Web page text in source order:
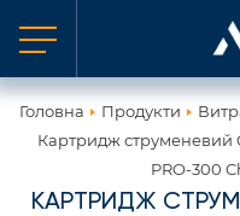
Головна Продукти
Картридж струменевий
PRO-300
КАРТРИДЖ